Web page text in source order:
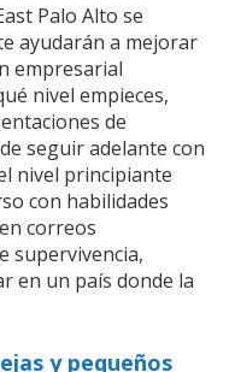
Palo Alto se
ayudarán a mejorar
empresarial
nivel empieces,
de
seguir adelante con
nivel principiante
con habilidades
correos
supervivencia,
en un país donde la
y pequeños